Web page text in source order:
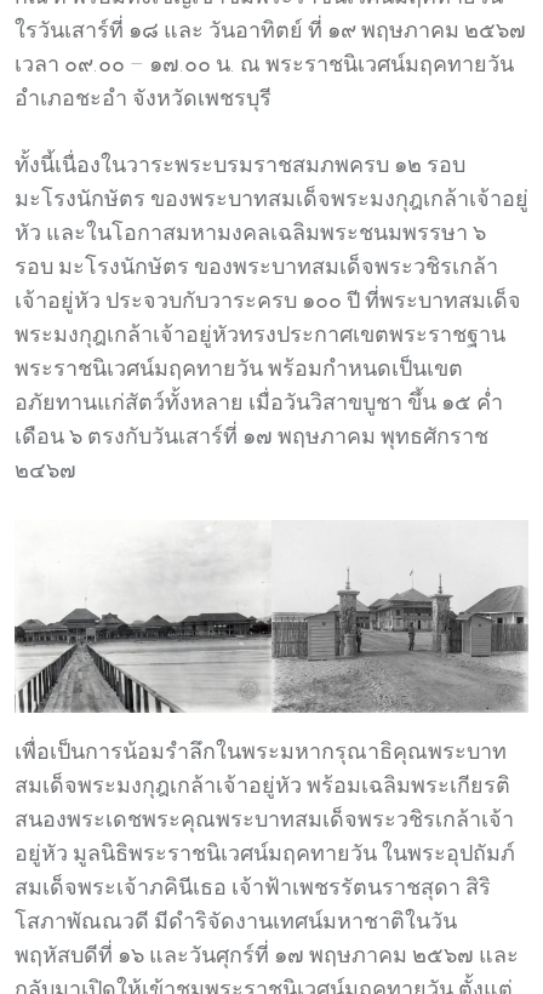
ใรวันเสาร์ที่ ๑๘ และ วันอาทิตย์ ที่ ๑๙ พฤษภาคม ๒๕๖๗
เวลา ๐๙.๐๐ – ๑๗.๐๐ น. ณ พระราชนิเวศน์มฤคทายวัน
อำเภอชะอำ จังหวัดเพชรบุรี
ทั้งนี้เนื่องในวาระพระบรมราชสมภพครบ ๑๒ รอบ
มะโรงนักษัตร ของพระบาทสมเด็จพระมงกุฎเกล้าเจ้าอยู่
หัว และในโอกาสมหามงคลเฉลิมพระชนมพรรษา ๖
รอบ มะโรงนักษัตร ของพระบาทสมเด็จพระวชิรเกล้า
เจ้าอยู่หัว ประจวบกับวาระครบ ๑๐๐ ปี ที่พระบาทสมเด็จ
พระมงกุฎเกล้าเจ้าอยู่หัวทรงประกาศเขตพระราชฐาน
พระราชนิเวศน์มฤคทายวัน พร้อมกำหนดเป็นเขต
อภัยทานแก่สัตว์ทั้งหลาย เมื่อวันวิสาขบูชา ขึ้น ๑๕ ค่ำ
เดือน ๖ ตรงกับวันเสาร์ที่ ๑๗ พฤษภาคม พุทธศักราช
๒๔๖๗
เพื่อเป็นการน้อมรำลึกในพระมหากรุณาธิคุณพระบาท
สมเด็จพระมงกุฎเกล้าเจ้าอยู่หัว พร้อมเฉลิมพระเกียรติ
สนองพระเดชพระคุณพระบาทสมเด็จพระวชิรเกล้าเจ้า
อยู่หัว มูลนิธิพระราชนิเวศน์มฤคทายวัน ในพระอุปถัมภ์
สมเด็จพระเจ้าภคินีเธอ เจ้าฟ้าเพชรรัตนราชสุดา สิริ
โสภาพัณณวดี มีดำริจัดงานเทศน์มหาชาติในวัน
พฤหัสบดีที่ ๑๖ และวันศุกร์ที่ ๑๗ พฤษภาคม ๒๕๖๗ และ
กลับมาเปิดให้เข้าชมพระราชนิเวศน์มฤคทายวัน ตั้งแต่